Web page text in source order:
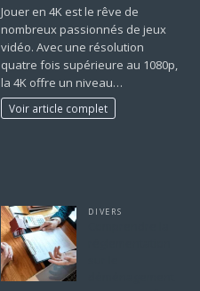
Jouer en 4K est le rêve de
nombreux passionnés de jeux
vidéo. Avec une résolution
quatre fois supérieure au 1080p,
la 4K offre un niveau…
Voir article complet
DIVERS